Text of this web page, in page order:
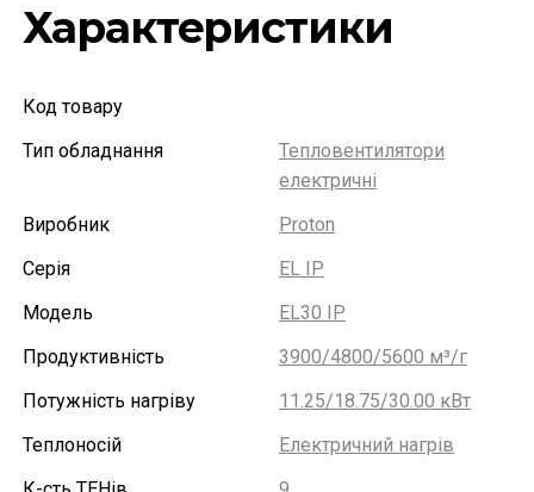
Характеристики
Код товару
Тип обладнання
Тепловентилятори
електричні
Виробник
Proton
Серія
EL IP
Модель
EL30 IP
Продуктивність
3900/4800/5600 м³/г
Потужність нагріву
11.25/18.75/30.00 кВт
Теплоносій
Електричний нагрів